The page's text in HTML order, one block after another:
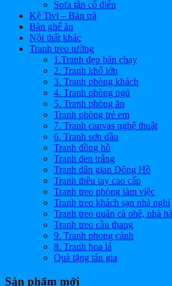
Sofa tân cổ điển
Kệ Tivi – Bàn trà
Bàn ghế ăn
Nội thất khác
Tranh treo tường
1.Tranh đẹp bán chạy
2. Tranh khổ lớn
3. Tranh phòng khách
4. Tranh phòng ngủ
5. Tranh phòng ăn
Tranh phòng trẻ em
7. Tranh canvas nghệ thuật
6. Tranh sơn dầu
Tranh đồng hồ
Tranh đen trắng
Tranh dân gian Đông Hồ
Tranh thêu tay cao cấp
Tranh treo phòng làm việc
Tranh treo khách sạn nhà nghỉ
Tranh treo quán cà phê, nhà
Tranh treo cầu thang
9. Tranh phong cảnh
8. Tranh hoa lá
Quà tặng tân gia
Sản phẩm mới